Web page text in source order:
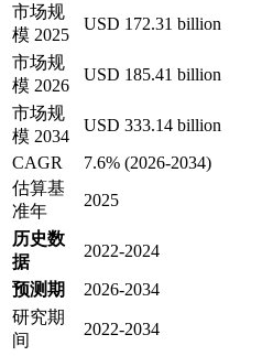
市场规
模 2025
USD 172.31 billion
市场规
模 2026
USD 185.41 billion
市场规
模 2034
USD 333.14 billion
CAGR
7.6% (2026-2034)
估算基
准年
2025
历史数
据
2022-2024
预测期
2026-2034
研究期
间
2022-2034